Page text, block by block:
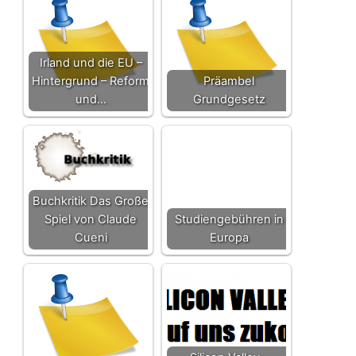
Irland und die EU –
Hintergrund – Reform
und…
Präambel
Grundgesetz
Buchkritik Das Große
Spiel von Claude
Cueni
Studiengebühren in
Europa